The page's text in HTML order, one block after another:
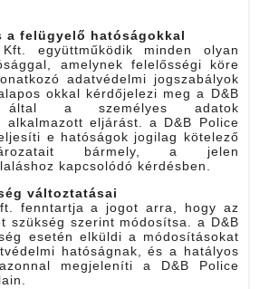
a felügyelő hatóságokkal
együttműködik minden olyan
amelynek felelősségi köre
adatvédelmi jogszabályok
okkal kérdőjelezi meg a D&B
a személyes adatok
alkalmazott eljárást. a D&B Police
e hatóságok jogilag kötelező
bármely, a jelen
kapcsolódó kérdésben.
változtatásai
fenntartja a jogot arra, hogy az
szükség szerint módosítsa. a D&B
esetén elküldi a módosításokat
hatóságnak, és a hatályos
megjeleníti a D&B Police